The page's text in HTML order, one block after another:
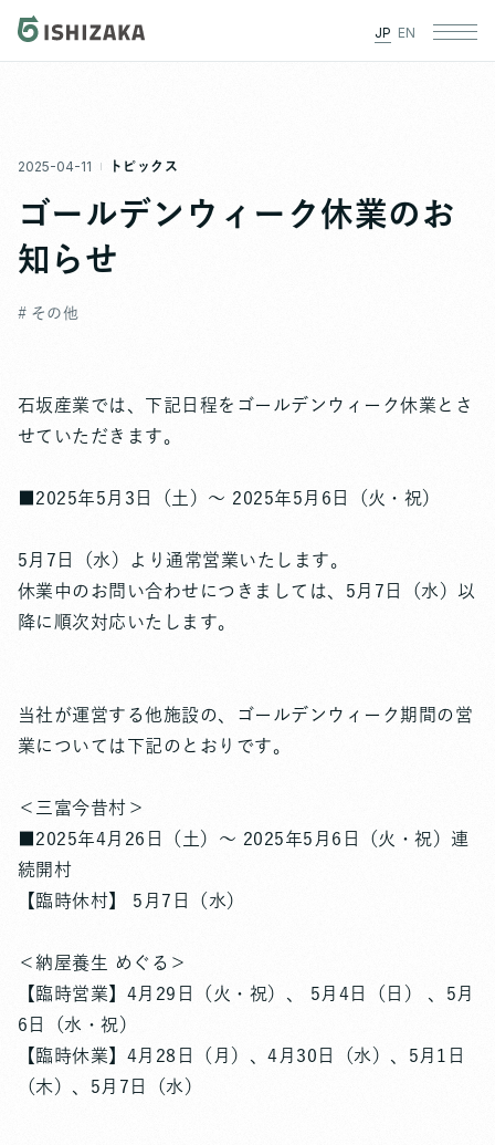
JP EN
2025-04-11 トピックス
ゴールデンウィーク休業のお
知らせ
# その他
石坂産業では、下記日程をゴールデンウィーク休業とさ
せていただきます。
■2025年5月3日（土）～ 2025年5月6日（火・祝）
5月7日（水）より通常営業いたします。
休業中のお問い合わせにつきましては、5月7日（水）以
降に順次対応いたします。
当社が運営する他施設の、ゴールデンウィーク期間の営
業については下記のとおりです。
＜三富今昔村＞
■2025年4月26日（土）～ 2025年5月6日（火・祝）連
続開村
【臨時休村】 5月7日（水）
＜納屋養生 めぐる＞
【臨時営業】4月29日（火・祝）、 5月4日（日） 、5月
6日（水・祝）
【臨時休業】4月28日（月）、4月30日（水）、5月1日
（木）、5月7日（水）